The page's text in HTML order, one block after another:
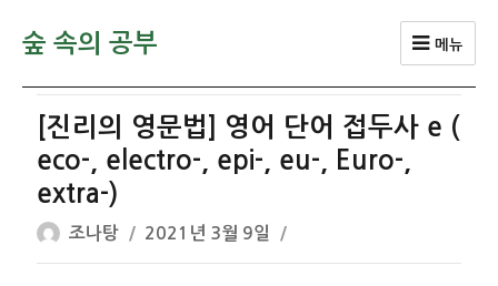
숲 속의 공부 메뉴
[진리의 영문법] 영어 단어 접두사 e (
eco-, electro-, epi-, eu-, Euro-,
extra-)
글
쓴
조나탕
작
성
2021년 3월 9일